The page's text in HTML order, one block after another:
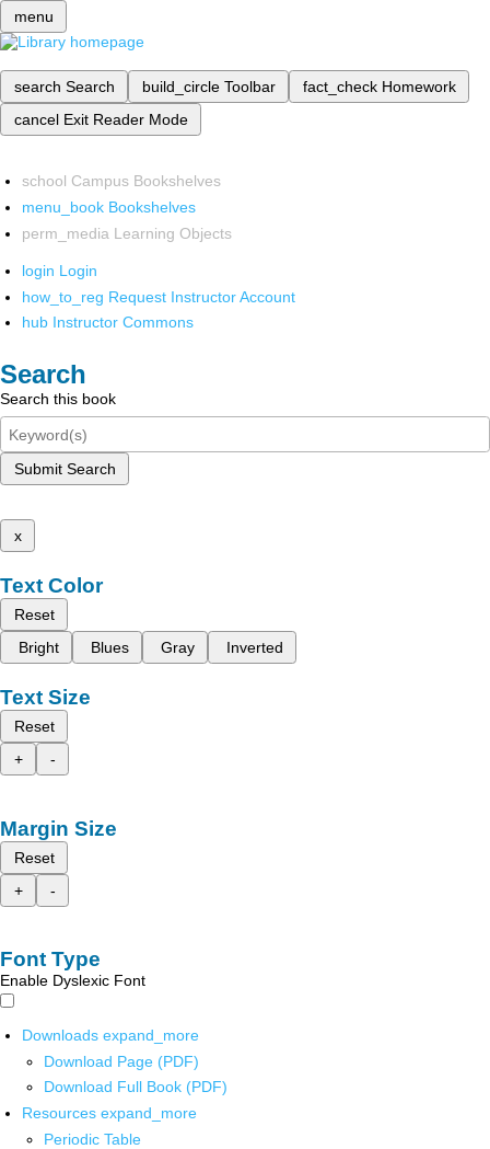
menu
search Search build_circle Toolbar fact_check Homework
cancel Exit Reader Mode
school Campus Bookshelves
menu_book Bookshelves
perm_media Learning Objects
login Login
how_to_reg Request Instructor Account
hub Instructor Commons
Search
Search this book
Submit Search
x
Text Color
Reset
Bright
Blues Gray Inverted
Text Size
Reset
+
-
Margin Size
Reset
+
-
Font Type
Enable Dyslexic Font
Downloads expand_more
Download Page (PDF)
Download Full Book (PDF)
Resources expand_more
Periodic Table